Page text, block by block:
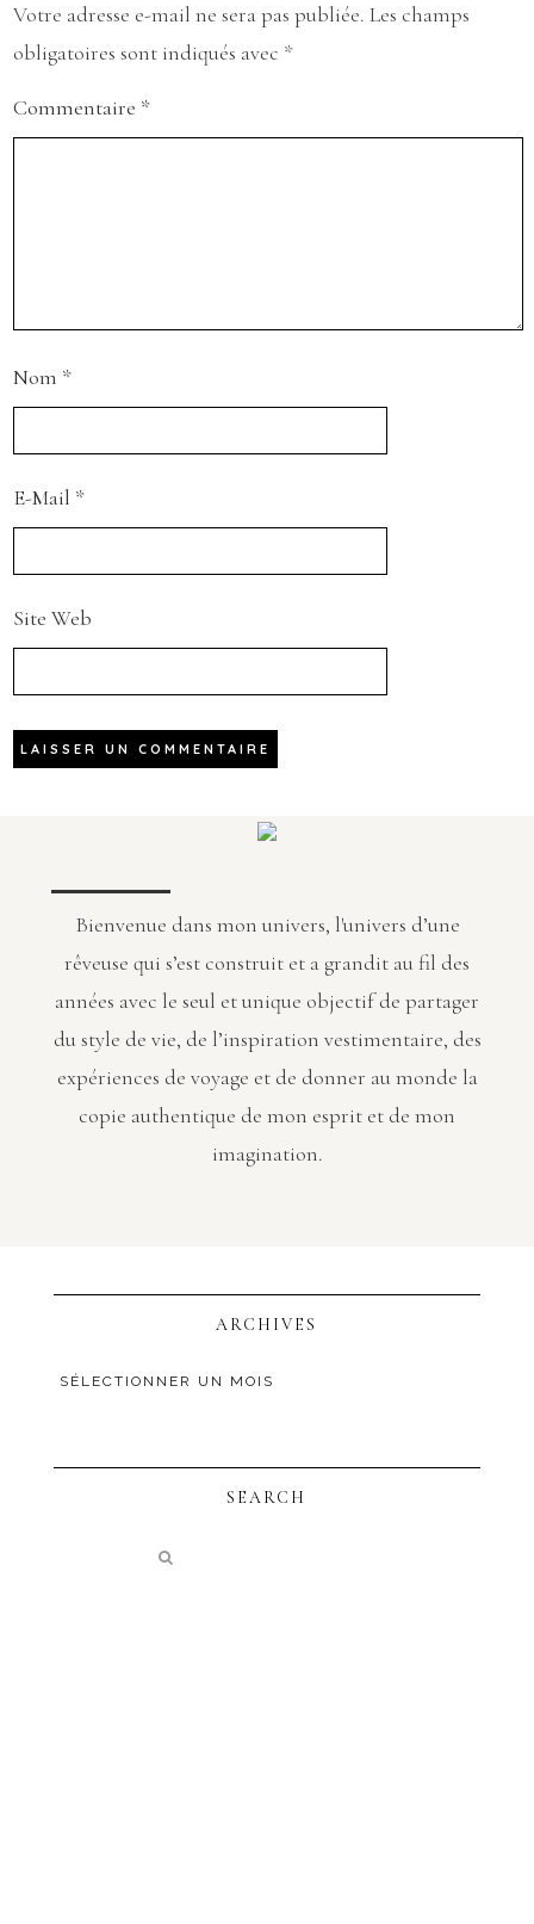
Votre adresse e-mail ne sera pas publiée. Les champs
obligatoires sont indiqués avec *
Commentaire *
Nom *
E-Mail *
Site Web
Bienvenue dans mon univers, l'univers d’une
rêveuse qui s’est construit et a grandit au fil des
années avec le seul et unique objectif de partager
du style de vie, de l’inspiration vestimentaire, des
expériences de voyage et de donner au monde la
copie authentique de mon esprit et de mon
imagination.
ARCHIVES
SEARCH